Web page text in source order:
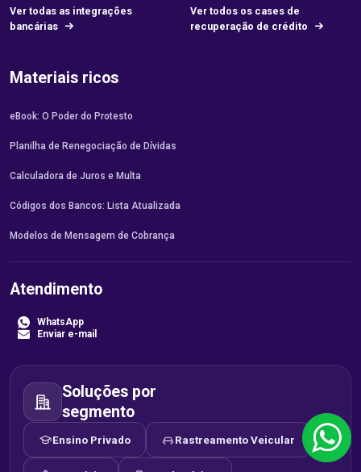
Ver todas as integrações
bancárias
Ver todos os cases de
recuperação de crédito
Materiais ricos
eBook: O Poder do Protesto
Planilha de Renegociação de Dívidas
Calculadora de Juros e Multa
Códigos dos Bancos: Lista Atualizada
Modelos de Mensagem de Cobrança
Atendimento
WhatsApp
Enviar e-mail
Soluções por
segmento
Ensino Privado Rastreamento Veicular